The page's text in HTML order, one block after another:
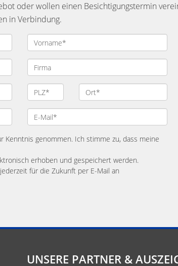
oder wollen einen Besichtigungstermin
in Verbindung.
Kenntnis genommen. Ich stimme zu, dass meine
erhoben und gespeichert werden.
für die Zukunft per E-Mail an
UNSERE PARTNER &